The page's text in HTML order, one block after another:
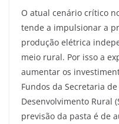
O atual cenário crítico
tende a impulsionar a
produção elétrica
meio rural. Por isso a
aumentar os
Fundos da Secretaria
Desenvolvimento Rural
previsão da pasta é de